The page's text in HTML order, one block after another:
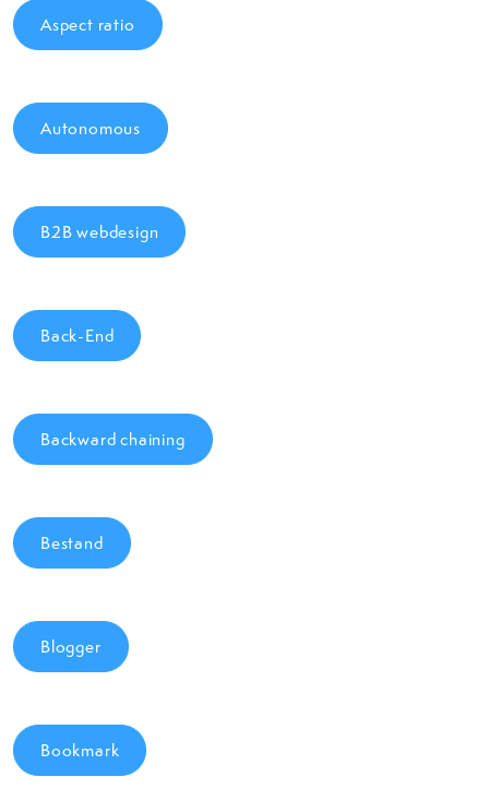
Aspect ratio
Autonomous
B2B webdesign
Back-End
Backward chaining
Bestand
Blogger
Bookmark